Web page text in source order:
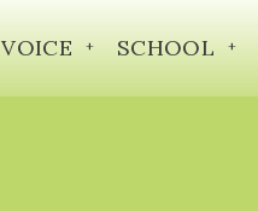
VOICE SCHOOL